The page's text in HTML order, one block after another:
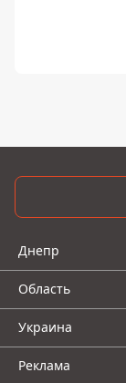
Днепр
Область
Украина
Реклама